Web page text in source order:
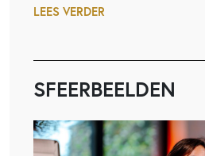
LEES VERDER
SFEERBEELDEN